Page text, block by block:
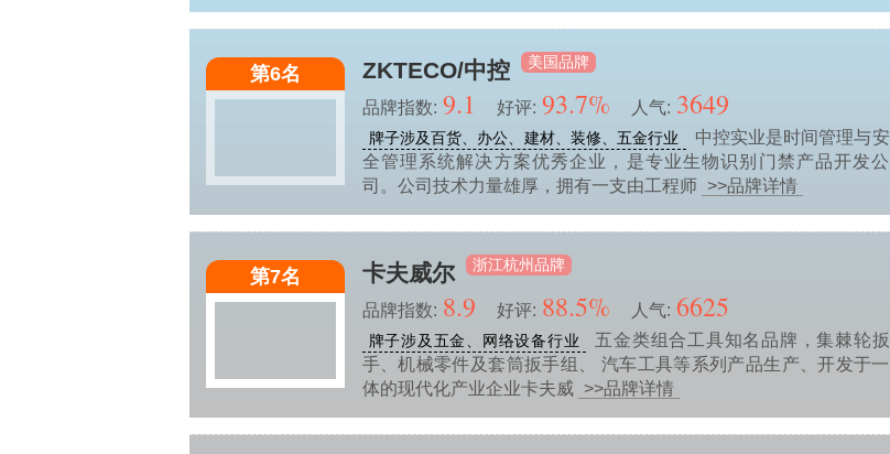
第6名 ZKTECO/中控 美国品牌
品牌指数: 9.1 好评: 93.7% 人气: 3649
牌子涉及百货、办公、建材、装修、五金行业
中控实业是时间管理与安
全管理系统解决方案优秀企业，是专业生物识别门禁产品开发公
司。公司技术力量雄厚，拥有一支由工程师 >>品牌详情
第7名 卡夫威尔 浙江杭州品牌
品牌指数: 8.9 好评: 88.5% 人气: 6625
牌子涉及五金、网络设备行业
五金类组合工具知名品牌，集棘轮扳
手、机械零件及套筒扳手组、 汽车工具等系列产品生产、开发于一
体的现代化产业企业卡夫威
>>品牌详情